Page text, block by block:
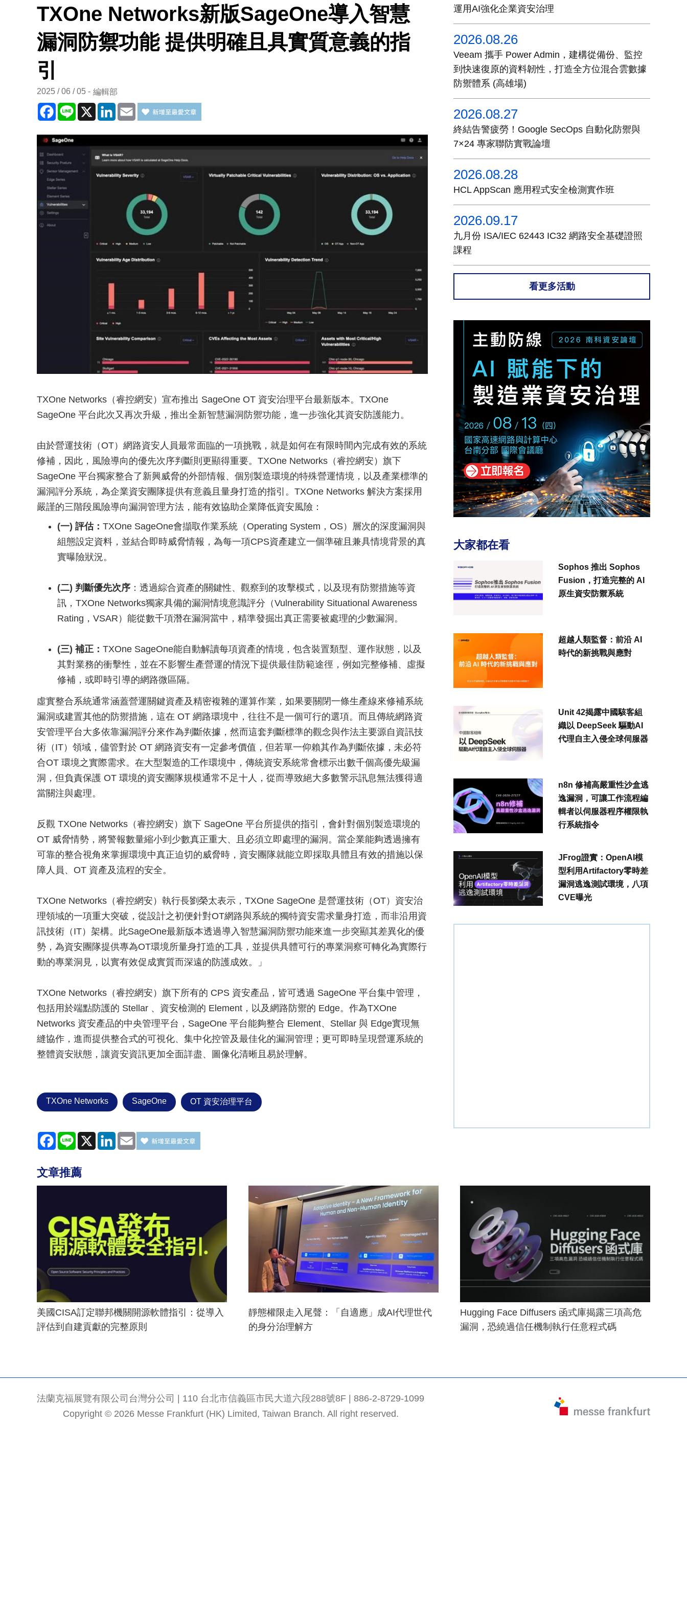
TXOne Networks新版SageOne導入智慧
漏洞防禦功能 提供明確且具實質意義的指
引
2025 / 06 / 05 編輯部
Facebook
Line X LinkedInEmail
TXOne Networks（睿控網安）宣布推出 SageOne OT 資安治理平台最新版本。TXOne
SageOne 平台此次又再次升級，推出全新智慧漏洞防禦功能，進一步強化其資安防護能力。
由於營運技術（OT）網路資安人員最常面臨的一項挑戰，就是如何在有限時間內完成有效的系統
修補，因此，風險導向的優先次序判斷則更顯得重要。TXOne Networks（睿控網安）旗下
SageOne 平台獨家整合了新興威脅的外部情報、個別製造環境的特殊營運情境，以及產業標準的
漏洞評分系統，為企業資安團隊提供有意義且量身打造的指引。TXOne Networks 解決方案採用
嚴謹的三階段風險導向漏洞管理方法，能有效協助企業降低資安風險：
(一) 評估： TXOne SageOne會擷取作業系統（Operating System，OS）層次的深度漏洞與
組態設定資料，並結合即時威脅情報，為每一項CPS資產建立一個準確且兼具情境背景的真
實曝險狀況。
(二) 判斷優先次序 ：透過綜合資產的關鍵性、觀察到的攻擊模式，以及現有防禦措施等資
訊，TXOne Networks獨家具備的漏洞情境意識評分（Vulnerability Situational Awareness
Rating，VSAR）能從數千項潛在漏洞當中，精準發掘出真正需要被處理的少數漏洞。
(三) 補正： TXOne SageOne能自動解讀每項資產的情境，包含裝置類型、運作狀態，以及
其對業務的衝擊性，並在不影響生產營運的情況下提供最佳防範途徑，例如完整修補、虛擬
修補，或即時引導的網路微區隔。
虛實整合系統通常涵蓋營運關鍵資產及精密複雜的運算作業，如果要關閉一條生產線來修補系統
漏洞或建置其他的防禦措施，這在 OT 網路環境中，往往不是一個可行的選項。而且傳統網路資
安管理平台大多依靠漏洞評分來作為判斷依據，然而這套判斷標準的觀念與作法主要源自資訊技
術（IT）領域，儘管對於 OT 網路資安有一定參考價值，但若單一仰賴其作為判斷依據，未必符
合OT 環境之實際需求。在大型製造的工作環境中，傳統資安系統常會標示出數千個高優先級漏
洞，但負責保護 OT 環境的資安團隊規模通常不足十人，從而導致絕大多數警示訊息無法獲得適
當關注與處理。
反觀 TXOne Networks（睿控網安）旗下 SageOne 平台所提供的指引，會針對個別製造環境的
OT 威脅情勢，將警報數量縮小到少數真正重大、且必須立即處理的漏洞。當企業能夠透過擁有
可靠的整合視角來掌握環境中真正迫切的威脅時，資安團隊就能立即採取具體且有效的措施以保
障人員、OT 資產及流程的安全。
TXOne Networks（睿控網安）執行長劉榮太表示，TXOne SageOne 是營運技術（OT）資安治
理領域的一項重大突破，從設計之初便針對OT網路與系統的獨特資安需求量身打造，而非沿用資
訊技術（IT）架構。此SageOne最新版本透過導入智慧漏洞防禦功能來進一步突顯其差異化的優
勢，為資安團隊提供專為OT環境所量身打造的工具，並提供具體可行的專業洞察可轉化為實際行
動的專業洞見，以實有效促成實質而深遠的防護成效。」
TXOne Networks（睿控網安）旗下所有的 CPS 資安產品，皆可透過 SageOne 平台集中管理，
包括用於端點防護的 Stellar 、資安檢測的 Element，以及網路防禦的 Edge。作為TXOne
Networks 資安產品的中央管理平台，SageOne 平台能夠整合 Element、Stellar 與 Edge實現無
縫協作，進而提供整合式的可視化、集中化控管及最佳化的漏洞管理；更可即時呈現營運系統的
整體資安狀態，讓資安資訊更加全面詳盡、圖像化清晰且易於理解。
TXOne Networks SageOne OT 資安治理平台
Facebook
Line X LinkedInEmail
運用AI強化企業資安治理
2026.08.26
Veeam 攜手 Power Admin，建構從備份、監控
到快速復原的資料韌性，打造全方位混合雲數據
防禦體系 (高雄場)
2026.08.27
終結告警疲勞！Google SecOps 自動化防禦與
7×24 專家聯防實戰論壇
2026.08.28
HCL AppScan 應用程式安全檢測實作班
2026.09.17
九月份 ISA/IEC 62443 IC32 網路安全基礎證照
課程
看更多活動
大家都在看
Sophos 推出 Sophos
Fusion，打造完整的 AI
原生資安防禦系統
超越人類監督：前沿 AI
時代的新挑戰與應對
Unit 42揭露中國駭客組
織以 DeepSeek 驅動AI
代理自主入侵全球伺服器
n8n 修補高嚴重性沙盒逃
逸漏洞，可讓工作流程編
輯者以伺服器程序權限執
行系統指令
JFrog證實：OpenAI模
型利用Artifactory零時差
漏洞逃逸測試環境，八項
CVE曝光
文章推薦
美國CISA訂定聯邦機關開源軟體指引：從導入
評估到自建貢獻的完整原則
靜態權限走入尾聲：「自適應」成AI代理世代
的身分治理解方
Hugging Face Diffusers 函式庫揭露三項高危
漏洞，恐繞過信任機制執行任意程式碼
法蘭克福展覽有限公司台灣分公司 | 110 台北市信義區市民大道六段288號8F | 886-2-8729-1099
Copyright © 2026 Messe Frankfurt (HK) Limited, Taiwan Branch. All right reserved.